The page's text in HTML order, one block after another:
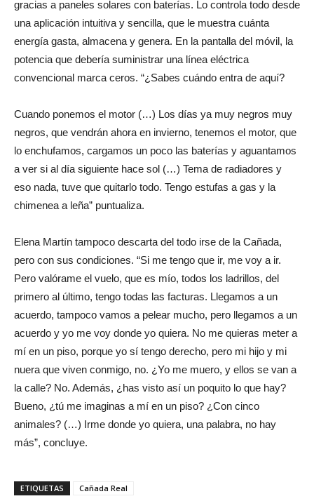
gracias a paneles solares con baterías. Lo controla todo desde
una aplicación intuitiva y sencilla, que le muestra cuánta
energía gasta, almacena y genera. En la pantalla del móvil, la
potencia que debería suministrar una línea eléctrica
convencional marca ceros. “¿Sabes cuándo entra de aquí?
Cuando ponemos el motor (…) Los días ya muy negros muy
negros, que vendrán ahora en invierno, tenemos el motor, que
lo enchufamos, cargamos un poco las baterías y aguantamos
a ver si al día siguiente hace sol (…) Tema de radiadores y
eso nada, tuve que quitarlo todo. Tengo estufas a gas y la
chimenea a leña” puntualiza.
Elena Martín tampoco descarta del todo irse de la Cañada,
pero con sus condiciones. “Si me tengo que ir, me voy a ir.
Pero valórame el vuelo, que es mío, todos los ladrillos, del
primero al último, tengo todas las facturas. Llegamos a un
acuerdo, tampoco vamos a pelear mucho, pero llegamos a un
acuerdo y yo me voy donde yo quiera. No me quieras meter a
mí en un piso, porque yo sí tengo derecho, pero mi hijo y mi
nuera que viven conmigo, no. ¿Yo me muero, y ellos se van a
la calle? No. Además, ¿has visto así un poquito lo que hay?
Bueno, ¿tú me imaginas a mí en un piso? ¿Con cinco
animales? (…) Irme donde yo quiera, una palabra, no hay
más”, concluye.
ETIQUETAS Cañada Real